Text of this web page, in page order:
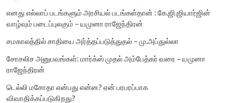
எனது எல்லாப் படங்களும் அரசியல் படங்கள்தான் : கே.ஜி.ஜியார்ஜின்
வாழ்வும் படைப்புலகும் – யமுனா ராஜேந்திரன்
சமகாலத்தில் சாதியை அர்த்தப்படுத்துதல் – மு.அப்துல்லா
சோசலிச அனுபவங்கள்: மார்க்ஸ் முதல் அம்பேத்கர் வரை – யமுனா
ராஜேந்திரன்
டெல்லி மசோதா என்பது என்ன? ஏன் பரபரப்பாக
விவாதிக்கப்படுகிறது?